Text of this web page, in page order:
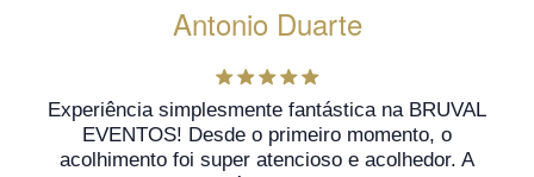
Antonio Duarte
Experiência simplesmente fantástica na BRUVAL
EVENTOS! Desde o primeiro momento, o
acolhimento foi super atencioso e acolhedor. A